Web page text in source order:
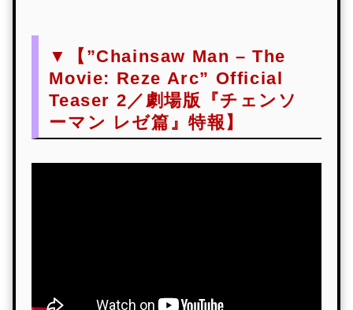
▼【”Chainsaw Man – The
Movie: Reze Arc” Official
Teaser 2／劇場版『チェンソ
ーマン レゼ篇』特報】